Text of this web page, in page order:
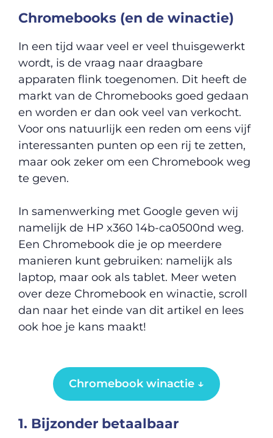
Chromebooks (en de winactie)
In een tijd waar veel er veel thuisgewerkt
wordt, is de vraag naar draagbare
apparaten flink toegenomen. Dit heeft de
markt van de Chromebooks goed gedaan
en worden er dan ook veel van verkocht.
Voor ons natuurlijk een reden om eens vijf
interessanten punten op een rij te zetten,
maar ook zeker om een Chromebook weg
te geven.
In samenwerking met Google geven wij
namelijk de HP x360 14b-ca0500nd weg.
Een Chromebook die je op meerdere
manieren kunt gebruiken: namelijk als
laptop, maar ook als tablet. Meer weten
over deze Chromebook en winactie, scroll
dan naar het einde van dit artikel en lees
ook hoe je kans maakt!
Chromebook winactie ↓
1. Bijzonder betaalbaar